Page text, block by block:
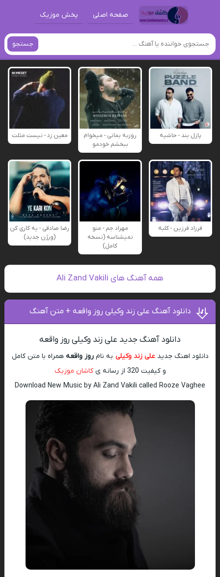
صفحه اصلی پخش موزیک
جستجو
پازل بند - حاشیه
روزبه بمانی - میخوام
ببخشم خودمو
معین زد - نیست مثلت
فرزاد فرزین - کلبه
مهراد جم - منو
نمیشناسه (نسخه
کامل)
رضا صادقی - یه کاری کن
(ورژن جدید)
همه آهنگ های Ali Zand Vakili
دانلود آهنگ علی زند وکیلی روز واقعه + متن آهنگ
دانلود آهنگ جدید علی زند وکیلی روز واقعه
دانلود اهنگ جدیدعلی زند وکیلی به نامروز واقعه همراه با متن کامل
و کیفیت 320 از رسانه ی
کاشان موزیک
Download New Music by Ali Zand Vakili called Rooze Vaghee